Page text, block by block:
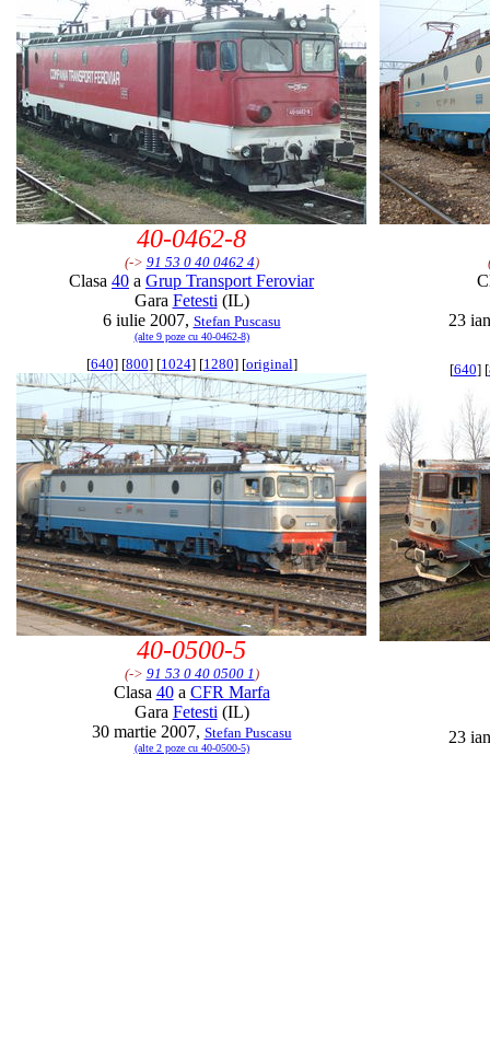
40-0462-8
(-> 91 53 0 40 0462 4)
Clasa 40 a Grup Transport Feroviar
Gara Fetesti (IL)
6 iulie 2007, Stefan Puscasu
(alte 9 poze cu 40-0462-8)
23
[640] [800] [1024] [1280] [original]
40-0500-5
(-> 91 53 0 40 0500 1 )
Clasa 40a CFR Marfa
Gara Fetesti (IL)
30 martie 2007, Stefan Puscasu
(alte 2 poze cu 40-0500-5)
[640] [
23